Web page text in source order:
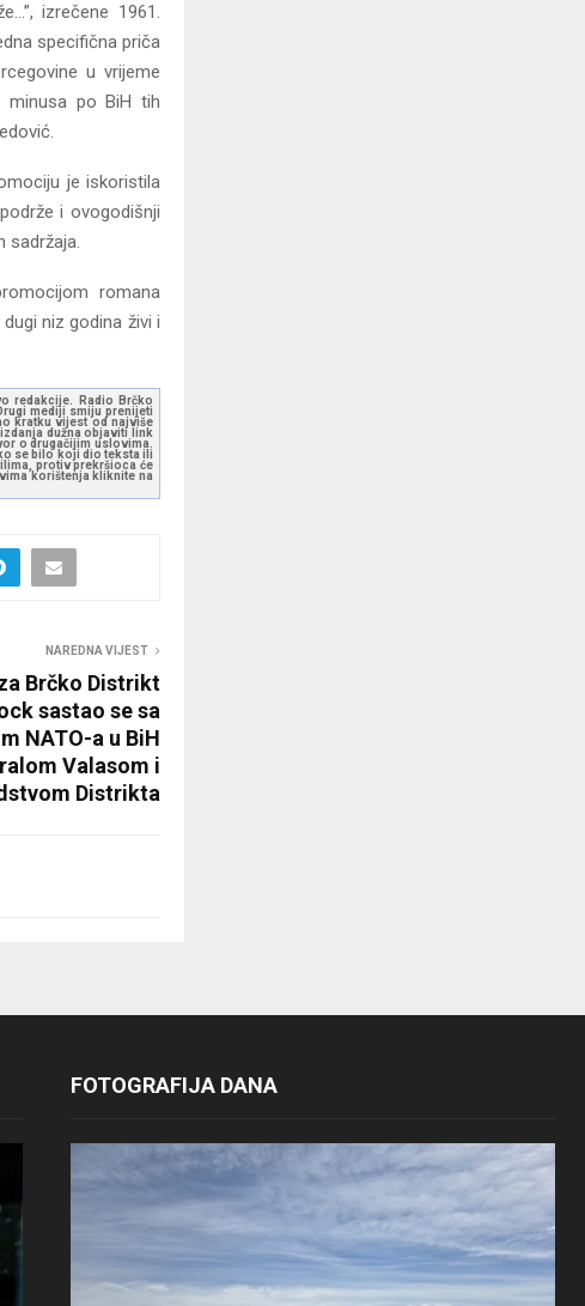
izrečene 1961.
specifična priča
u vrijeme
minusa po BiH tih
je iskoristila
i ovogodišnji
sadržaja.
romana
niz godina živi i
redakcije. Radio Brčko
mediji smiju prenijeti
kratku vijest od najviše
dužna objaviti link
o drugačijim uslovima.
se bilo koji dio teksta ili
protiv prekršioca će
korištenja kliknite na
NAREDNA VIJEST
Brčko Distrikt
sastao se sa
NATO-a u BiH
Valasom i
Distrikta
FOTOGRAFIJA DANA